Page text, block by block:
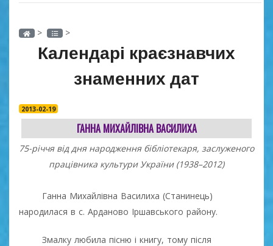
> >
Календарі краєзнавчих
знаменних дат
2013-02-19
ГАННА МИХАЙЛІВНА ВАСИЛИХА
75-річчя від дня народження бібліотекаря, заслуженого
працівника культури України (1938–2012)
Ганна Михайлівна Василиха (Станинець)
народилася в с. Арданово Іршавського району.
Змалку любила пісню і книгу, тому після